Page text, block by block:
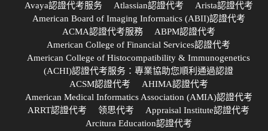
Avaya認證代考服务
Atlassian認證代考
Arista認證代考
American Board of Imaging Informatics (ABII)認證代考
ACMA認證代考服務
ABPM認證代考
American College of Financial Services認證代考
American College of Histocompatibility & Immunogenetics
(ACHI)認證代考服务：專業協助您順利通過認證
ACSM認證代考
AHIMA認證代考
American Medical Informatics Association (AMIA)認證代考
ARRT認證代考
领思代考
Appraisal Institute認證代考
Arcitura Education認證代考